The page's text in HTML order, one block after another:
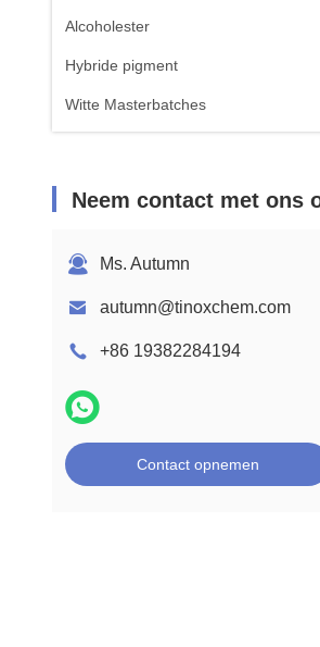
Alcoholester
Hybride pigment
Witte Masterbatches
Neem contact met ons
Ms. Autumn
autumn@tinoxchem.com
+86 19382284194
Contact opnemen